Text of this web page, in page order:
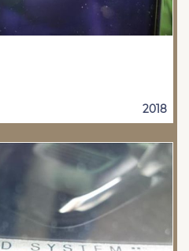
2018